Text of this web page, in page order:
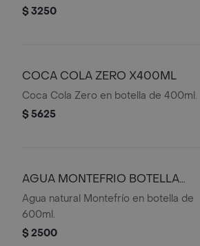
$ 3250
COCA COLA ZERO X400ML
Coca Cola Zero en botella de 400ml.
$ 5625
AGUA MONTEFRIO BOTELLA
X600ML
Agua natural Montefrío en botella de
600ml.
$ 2500